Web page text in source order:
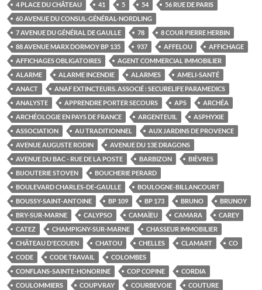
4 PLACE DU CHÂTEAU
41 5 54
56 RUE DE PARIS
60 AVENUE DU CONSUL-GÉNÉRAL-NORDLING
7 AVENUE DU GÉNÉRAL DE GAULLE
78
8 COUR PIERRE HERBIN
88 AVENUE MARX DORMOY BP 135
937 AFFELOU
AFFICHAGE
AFFICHAGES OBLIGATOIRES
AGENT COMMERCIAL IMMOBILIER
ALARME
ALARME INCENDIE ALARMES
AMELI-SANTÉ
ANACT
ANAF EXTINCTEURS. ASSOCIÉ : SECURELIFE PARAMEDICS
ANALYSTE
APPRENDRE PORTER SECOURS APS
ARCHÉA
ARCHÉOLOGIE EN PAYS DE FRANCE
ARGENTEUIL
ASPHYXIE
ASSOCIATION
AU TRADITIONNEL
AUX JARDINS DE PROVENCE
AVENUE AUGUSTE RODIN
AVENUE DU 13E DRAGONS
AVENUE DU BAC - RUE DE LA POSTE
BARBIZON
BIÈVRES
BIJOUTERIE STOVEN
BOUCHERIE PERARD
BOULEVARD CHARLES-DE-GAULLE
BOULOGNE-BILLANCOURT
BOUSSY-SAINT-ANTOINE
BP 109 BP 173 BRUNO
BRUNOY
BRY-SUR-MARNE
CALYPSO CAMAÏEU CAMARA
CAREY
CATEZ
CHAMPIGNY-SUR-MARNE
CHASSEUR IMMOBILIER
CHÂTEAU D'ECOUEN
CHATOU CHELLES CLAMART
CO
CODE
CODE TRAVAIL
COLOMBES
CONFLANS-SAINTE-HONORINE
COP COPINE
CORDIA
COULOMMIERS
COUPVRAY COURBEVOIE
COUTURE